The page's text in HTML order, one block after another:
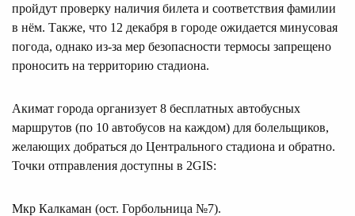
пройдут проверку наличия билета и соответствия фамилии
в нём. Также, что 12 декабря в городе ожидается минусовая
погода, однако из-за мер безопасности термосы запрещено
проносить на территорию стадиона.
Акимат города организует 8 бесплатных автобусных
маршрутов (по 10 автобусов на каждом) для болельщиков,
желающих добраться до Центрального стадиона и обратно.
Точки отправления доступны в 2GIS:
Мкр Калкаман (ост. Горбольница №7).